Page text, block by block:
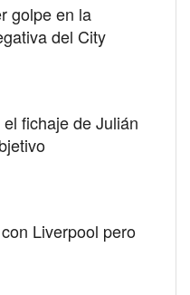
golpe en la
del City
fichaje de Julián
Liverpool pero